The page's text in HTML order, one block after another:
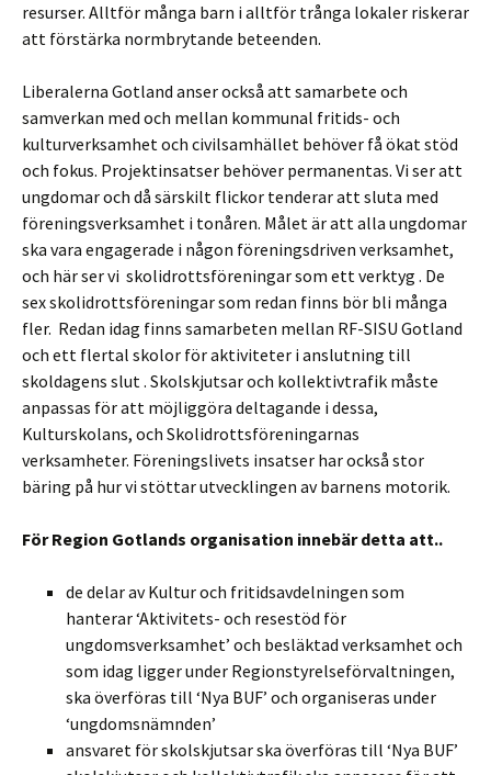
resurser. Alltför många barn i alltför trånga lokaler riskerar
att förstärka normbrytande beteenden.
Liberalerna Gotland anser också att samarbete och
samverkan med och mellan kommunal fritids- och
kulturverksamhet och civilsamhället behöver få ökat stöd
och fokus. Projektinsatser behöver permanentas. Vi ser att
ungdomar och då särskilt flickor tenderar att sluta med
föreningsverksamhet i tonåren. Målet är att alla ungdomar
ska vara engagerade i någon föreningsdriven verksamhet,
och här ser vi skolidrottsföreningar som ett verktyg . De
sex skolidrottsföreningar som redan finns bör bli många
fler. Redan idag finns samarbeten mellan RF-SISU Gotland
och ett flertal skolor för aktiviteter i anslutning till
skoldagens slut . Skolskjutsar och kollektivtrafik måste
anpassas för att möjliggöra deltagande i dessa,
Kulturskolans, och Skolidrottsföreningarnas
verksamheter. Föreningslivets insatser har också stor
bäring på hur vi stöttar utvecklingen av barnens motorik.
För Region Gotlands organisation innebär detta att..
de delar av Kultur och fritidsavdelningen som
hanterar ‘Aktivitets- och resestöd för
ungdomsverksamhet’ och besläktad verksamhet och
som idag ligger under Regionstyrelseförvaltningen,
ska överföras till ‘Nya BUF’ och organiseras under
‘ungdomsnämnden’
ansvaret för skolskjutsar ska överföras till ‘Nya BUF’